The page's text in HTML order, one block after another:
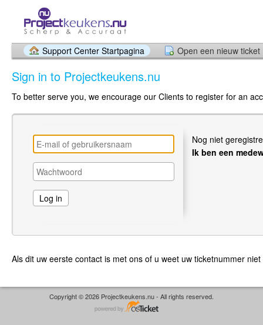
Support Center Startpagina Open een nieuw ticket
Sign in to Projectkeukens.nu
To better serve you, we encourage our Clients to register for an
Nog niet
Ik ben een
Als dit uw eerste contact is met ons of u weet uw ticketnummer
Copyright © 2026 Projectkeukens.nu - All rights reserved.